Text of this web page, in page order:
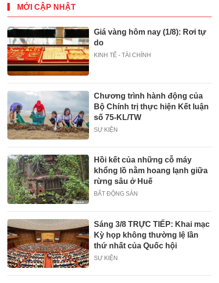
MỚI CẬP NHẬT
Giá vàng hôm nay (1/8): Rơi tự
do
KINH TẾ - TÀI CHÍNH
Chương trình hành động của
Bộ Chính trị thực hiện Kết luận
số 75-KL/TW
SỰ KIỆN
Hồi kết của những cỗ máy
khổng lồ nằm hoang lạnh giữa
rừng sâu ở Huế
BẤT ĐỘNG SẢN
Sáng 3/8 TRỰC TIẾP: Khai mạc
Kỳ họp không thường lệ lần
thứ nhất của Quốc hội
SỰ KIỆN